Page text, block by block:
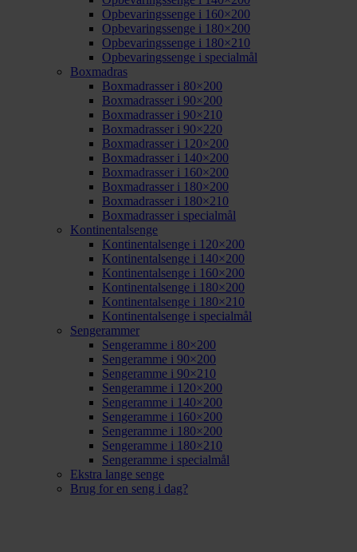
Opbevaringssenge i 160×200
Opbevaringssenge i 180×200
Opbevaringssenge i 180×210
Opbevaringssenge i specialmål
Boxmadras
Boxmadrasser i 80×200
Boxmadrasser i 90×200
Boxmadrasser i 90×210
Boxmadrasser i 90×220
Boxmadrasser i 120×200
Boxmadrasser i 140×200
Boxmadrasser i 160×200
Boxmadrasser i 180×200
Boxmadrasser i 180×210
Boxmadrasser i specialmål
Kontinentalsenge
Kontinentalsenge i 120×200
Kontinentalsenge i 140×200
Kontinentalsenge i 160×200
Kontinentalsenge i 180×200
Kontinentalsenge i 180×210
Kontinentalsenge i specialmål
Sengerammer
Sengeramme i 80×200
Sengeramme i 90×200
Sengeramme i 90×210
Sengeramme i 120×200
Sengeramme i 140×200
Sengeramme i 160×200
Sengeramme i 180×200
Sengeramme i 180×210
Sengeramme i specialmål
Ekstra lange senge
Brug for en seng i dag?